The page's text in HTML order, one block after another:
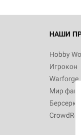
НАШИ
Hobby
Игрокон
Warforge
Мир
Берсерк